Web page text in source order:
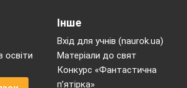
освіти
Інше
Вхід для учнів (naurok.ua)
Матеріали до свят
Конкурс «Фантастична
п’ятірка»